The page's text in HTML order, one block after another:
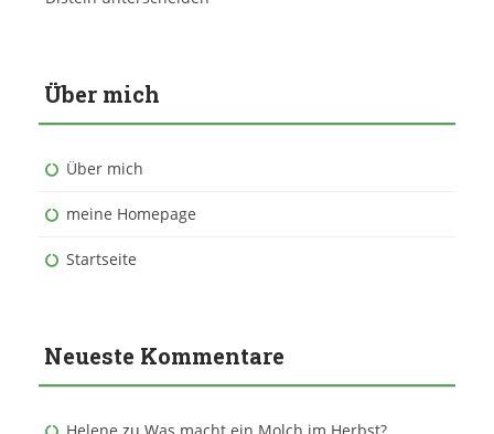
Über mich
Über mich
meine Homepage
Startseite
Neueste Kommentare